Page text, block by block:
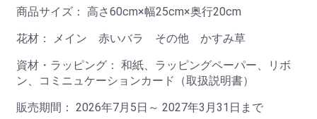
商品サイズ： 高さ60cm×幅25cm×奥行20cm
花材：
メイン 赤いバラ その他 かすみ草
資材・ラッピング： 和紙、ラッピングペーパー、リボ
ン、コミニュケーションカード（取扱説明書）
販売期間： 2026年7月5日～ 2027年3月31日まで